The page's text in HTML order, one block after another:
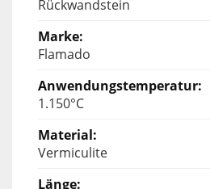
Rückwandstein
Flamado
1.150°C
Vermiculite